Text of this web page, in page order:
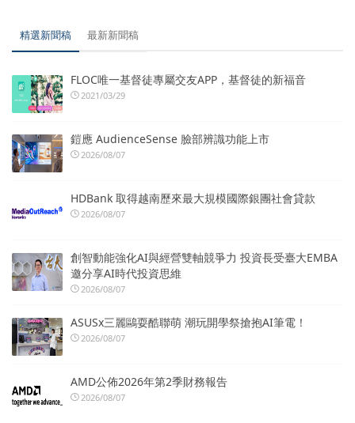
精選新聞稿 最新新聞稿
FLOC唯一基督徒專屬交友APP，基督徒的新福音
2021/03/29
鎧應 AudienceSense 臉部辨識功能上市
2026/08/07
HDBank 取得越南歷來最大規模國際銀團社會貸款
2026/08/07
創智動能強化AI與經營雙軸競爭力 投資長受臺大EMBA
邀分享AI時代投資思維
2026/08/07
ASUSx三麗鷗耍酷聯萌 潮玩開學祭搶抱AI筆電！
2026/08/07
AMD公佈2026年第2季財務報告
2026/08/07